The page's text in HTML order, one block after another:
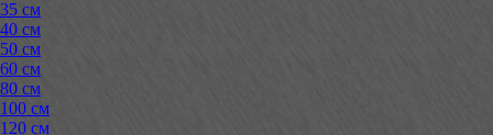
35 см
40 см
50 см
60 см
80 см
100 см
120 см